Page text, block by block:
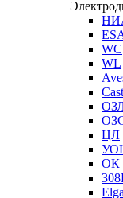
WC
WL
ЦЛ
ОК
Elga